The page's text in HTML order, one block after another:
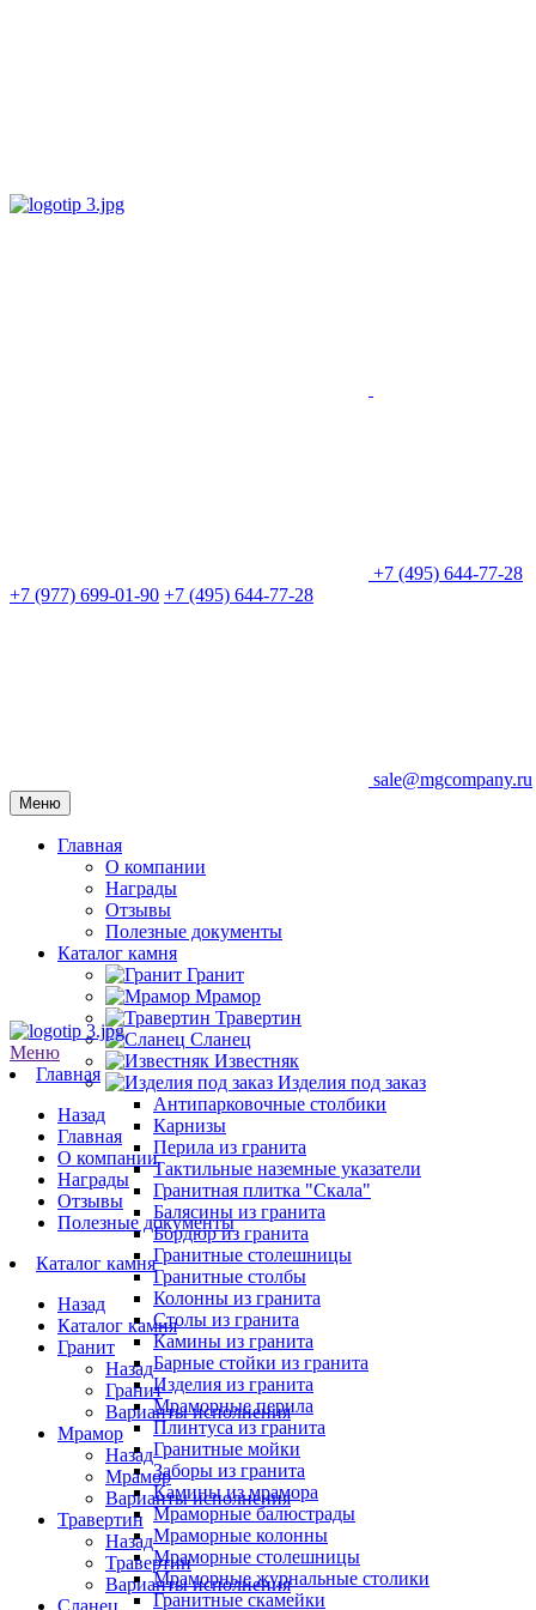
+7 (495) 644-77-28
+7 (977) 699-01-90 +7 (495) 644-77-28
sale@mgcompany.ru
Меню
Главная
О компании
Награды
Отзывы
Полезные документы
Каталог камня
Гранит
Мрамор
Травертин
Сланец
Известняк
Изделия под заказ
Антипарковочные столбики
Карнизы
Перила из гранита
Тактильные наземные указатели
Гранитная плитка "Скала"
Балясины из гранита
Бордюр из гранита
Гранитные столешницы
Гранитные столбы
Колонны из гранита
Столы из гранита
Камины из гранита
Барные стойки из гранита
Изделия из гранита
Мраморные перила
Плинтуса из гранита
Гранитные мойки
Заборы из гранита
Камины из мрамора
Мраморные балюстрады
Мраморные колонны
Мраморные столешницы
Мраморные журнальные столики
Гранитные скамейки
Меню
Главная
Назад
Главная
О компании
Награды
Отзывы
Полезные документы
Каталог камня
Назад
Каталог камня
Гранит
Назад
Гранит
Варианты исполнения
Мрамор
Назад
Мрамор
Варианты исполнения
Травертин
Назад
Травертин
Варианты исполнения
Сланец